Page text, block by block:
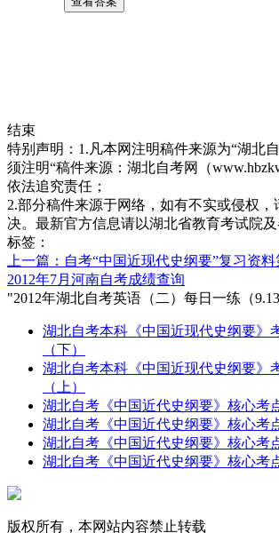
结束
特别声明：1.凡本网注明稿件来源为“湖北
须注明“稿件来源：湖北自考网（
依法追究责任；
2.部分稿件来源于网络，如有不实或侵权
决。最新官方信息请以湖北省教育考试院及
标签：
上一篇：自考“中国近现代史纲要”复习资
2012年7月河南自考成绩查询
"2012年湖北自考英语（二）每日一练（
湖北自考本科《中国近现代史纲要》
（下）
湖北自考本科《中国近现代史纲要》
（上）
湖北自考《中国近代史纲要》核心考
湖北自考《中国近代史纲要》核心考
湖北自考《中国近代史纲要》核心考
湖北自考《中国近代史纲要》核心考
版权所有，本网站内容禁止转载